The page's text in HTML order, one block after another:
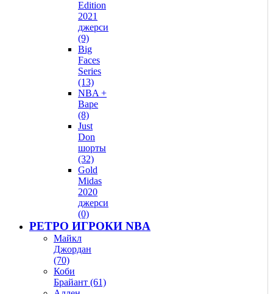
Edition
2021
джерси
(9)
Big
Faces
Series
(13)
NBA +
Bape
(8)
Just
Don
шорты
(32)
Gold
Midas
2020
джерси
(0)
РЕТРО ИГРОКИ NBA
Майкл
Джордан
(70)
Коби
Брайант (61)